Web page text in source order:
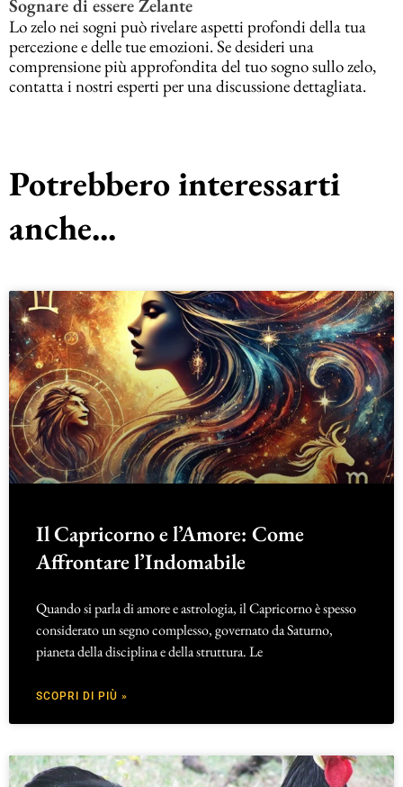
Sognare di essere Zelante
Lo zelo nei sogni può rivelare aspetti profondi della tua
percezione e delle tue emozioni. Se desideri una
comprensione più approfondita del tuo sogno sullo zelo,
contatta i nostri esperti per una discussione dettagliata.
Potrebbero interessarti
anche...
Il Capricorno e l’Amore: Come
Affrontare l’Indomabile
Quando si parla di amore e astrologia, il Capricorno è spesso
considerato un segno complesso, governato da Saturno,
pianeta della disciplina e della struttura. Le
SCOPRI DI PIÙ »